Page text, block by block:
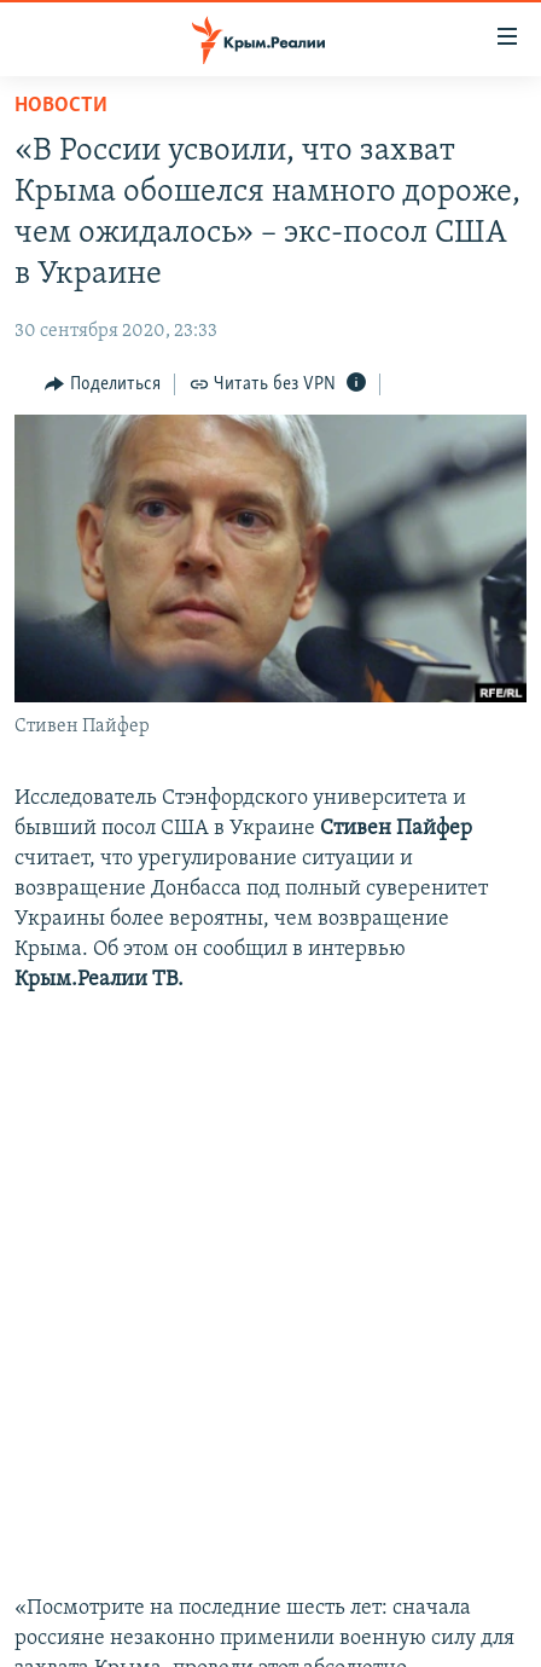
Вернуться
основному
содержанию
Вернутся
главной
Вернутся
поиску
СПЕЦПРОЕКТЫ
КАРТА ВОЕННЫХ ОБЪЕКТОВ КРЫМА
ВОДА
ИСТОРИЯ
ИНТЕРАКТИВ
ИНФОГРАФИКА
ТЕЛЕПРОЕКТ КРЫМ.РЕАЛИИ
СОВЕТЫ ПРАВОЗАЩИТНИКОВ
ПРОПАВШИЕ БЕЗ ВЕСТИ
ПОБЕДИТЕЛЕЙ НЕ СУДЯТ?
КРЫМ.НЕПОКОРЕННЫЙ
УКРАИНСКАЯ ПРОБЛЕМА КРЫМА
РАДІО СВОБОДА
КАК ОБОЙТИ БЛОКИРОВКУ
Українською
Qırımtatar
ПРИСОЕДИНЯЙТЕСЬ!
Все сайты RFE/RL
НОВОСТИ
«В России усвоили, что захват
Крыма обошелся намного дороже,
чем ожидалось» – экс-посол США
в Украине
30 сентября 2020, 23:33
Поделиться Читать без VPN
Стивен Пайфер
Исследователь Стэнфордского университета и
бывший посол США в Украине Стивен Пайфер
считает, что урегулирование ситуации и
возвращение Донбасса под полный суверенитет
Украины более вероятны, чем возвращение
Крыма. Об этом он сообщил в интервью
Крым.Реалии ТВ.
«Посмотрите на последние шесть лет: сначала
россияне незаконно применили военную силу для